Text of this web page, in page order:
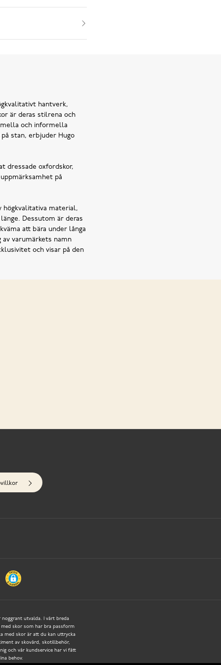
hantverk,
är deras stilrena och
och informella
stan, erbjuder Hugo
dressade oxfordskor,
på
högkvalitativa material,
Dessutom är deras
att bära under långa
av varumärkets namn
och visar på den
utvalda. I vårt breda
skor som har bra passform
med skor är att du kan uttrycka
av skovård, skotillbehör,
och vår kundservice har vi fått
behov.